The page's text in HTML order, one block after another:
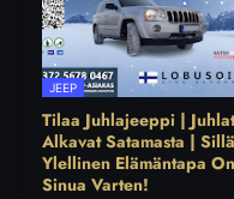
JEEP
Tilaa Juhlajeeppi | Juhlat
Alkavat Satamasta | Sillä
Ylellinen Elämäntapa On
Sinua Varten!